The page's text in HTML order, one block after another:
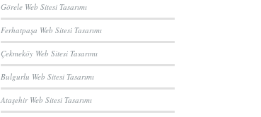
Görele Web Sitesi Tasarımı
Ferhatpaşa Web Sitesi Tasarımı
Çekmeköy Web Sitesi Tasarımı
Bulgurlu Web Sitesi Tasarımı
Ataşehir Web Sitesi Tasarımı